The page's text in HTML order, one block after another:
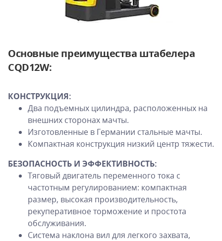
Основные преимущества штабелера
CQD12W:
КОНСТРУКЦИЯ:
Два подъемных цилиндра, расположенных на
внешних сторонах мачты.
Изготовленные в Германии стальные мачты.
Компактная конструкция низкий центр тяжести.
БЕЗОПАСНОСТЬ И ЭФФЕКТИВНОСТЬ:
Тяговый двигатель переменного тока с
частотным регулированием: компактная
размер, высокая производительность,
рекуперативное торможение и простота
обслуживания.
Система наклона вил для легкого захвата,